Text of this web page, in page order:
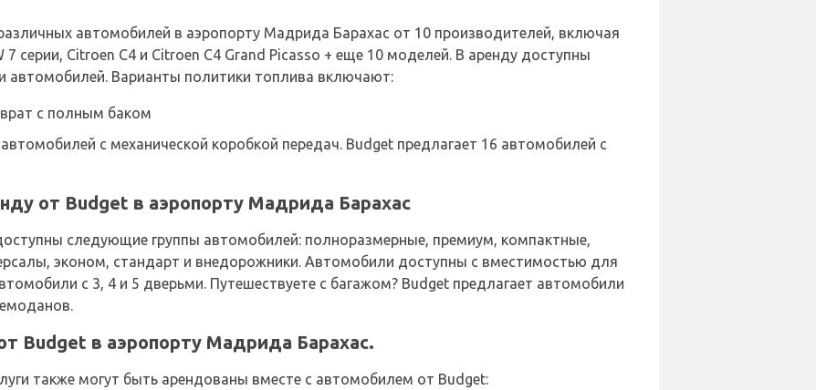
автомобилей в аэропорту Мадрида Барахас от 10 производителей, включая
7 серии, Citroen C4 и Citroen C4 Grand Picasso + еще 10 моделей. В аренду доступны
автомобилей. Варианты политики топлива включают:
с полным баком
с механической коробкой передач. Budget предлагает 16 автомобилей с
от Budget в аэропорту Мадрида Барахас
следующие группы автомобилей: полноразмерные, премиум, компактные,
эконом, стандарт и внедорожники. Автомобили доступны с вместимостью для
с 3, 4 и 5 дверьми. Путешествуете с багажом? Budget предлагает автомобили
Budget в аэропорту Мадрида Барахас.
также могут быть арендованы вместе с автомобилем от Budget: